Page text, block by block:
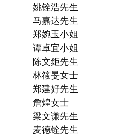
姚铨浩先生
马嘉达先生
郑婉玉小姐
谭卓宜小姐
陈文鉅先生
林筱旻女士
郑建好先生
詹煌女士
梁文谦先生
麦德铨先生